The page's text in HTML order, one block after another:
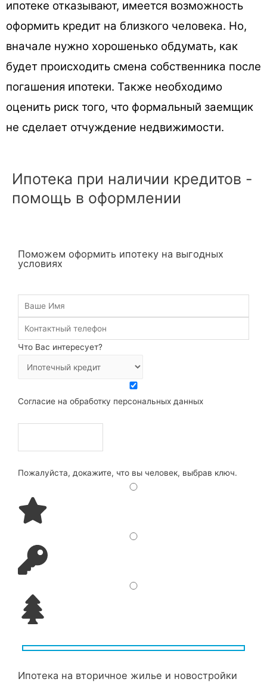
ипотеке отказывают, имеется возможность
оформить кредит на близкого человека. Но,
вначале нужно хорошенько обдумать, как
будет происходить смена собственника после
погашения ипотеки. Также необходимо
оценить риск того, что формальный заемщик
не сделает отчуждение недвижимости.
Ипотека при наличии кредитов -
помощь в оформлении
Поможем оформить ипотеку на выгодных
условиях
Что Вас интересует?
Согласие на обработку персональных данных
Пожалуйста, докажите, что вы человек, выбрав ключ.
Ипотека на вторичное жилье и новостройки